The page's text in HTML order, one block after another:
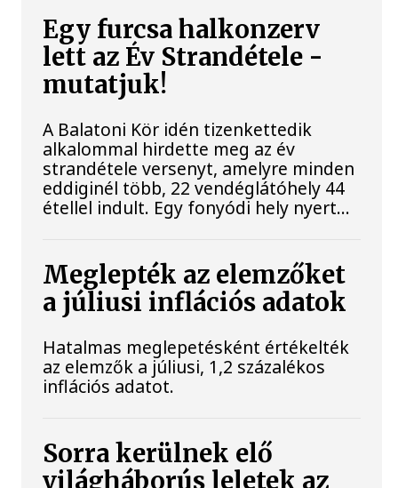
Egy furcsa halkonzerv
lett az Év Strandétele -
mutatjuk!
A Balatoni Kör idén tizenkettedik
alkalommal hirdette meg az év
strandétele versenyt, amelyre minden
eddiginél több, 22 vendéglátóhely 44
étellel indult. Egy fonyódi hely nyert...
Meglepték az elemzőket
a júliusi inflációs adatok
Hatalmas meglepetésként értékelték
az elemzők a júliusi, 1,2 százalékos
inflációs adatot.
Sorra kerülnek elő
világháborús leletek az